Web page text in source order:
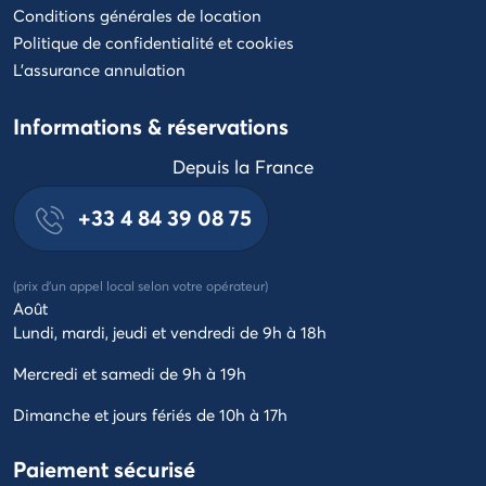
Marvilla Parks
camping de vos rêveschoisi, effectuez votre
réservation de mobil-homedirectement en ligne : le processus de
paiement est 100 % sécurisé. 🔐 D'autres moyens de paiement
s'offrent aussi à vous. Mais surtout, mettez-vous dès maintenant
Qui sait… Vous pourriez y apprendre la prochaine danse de l'été
en avant-première ! #LaClasse #UnCoupDAvance
Conditions générales de location
Politique de confidentialité et cookies
L'assurance annulation
Informations & réservations
Depuis la France
+33 4 84 39 08 75
(prix d'un appel local selon votre opérateur)
Août
Lundi, mardi, jeudi et vendredi de 9h à 18h
Mercredi et samedi de 9h à 19h
Dimanche et jours fériés de 10h à 17h
Paiement sécurisé